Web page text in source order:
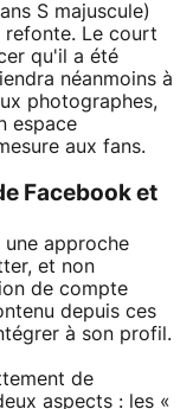
S majuscule)
Le court
qu'il a été
néanmoins à
photographes,
espace
aux fans.
Facebook et
approche
et non
de compte
depuis ces
à son profil.
de
aspects : les «